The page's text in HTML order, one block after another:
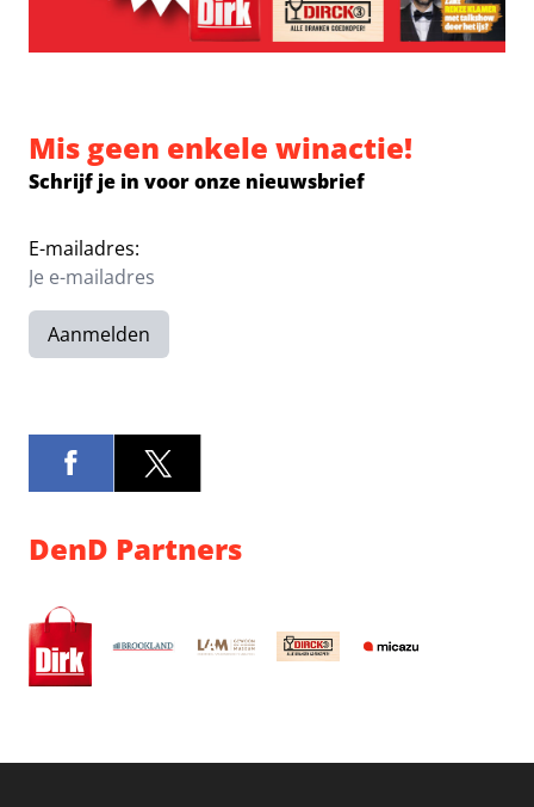
Mis geen enkele winactie!
Schrijf je in voor onze nieuwsbrief
E-mailadres:
Aanmelden
DenD Partners